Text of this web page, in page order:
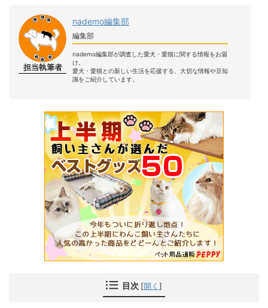
担当執筆者
nademo編集部
編集部
nademo編集部が調査した愛犬・愛猫に関する情報をお届
け。
愛犬・愛猫との新しい生活を応援する、大切な情報や豆知
識をご紹介しています。
目次 [開く ]